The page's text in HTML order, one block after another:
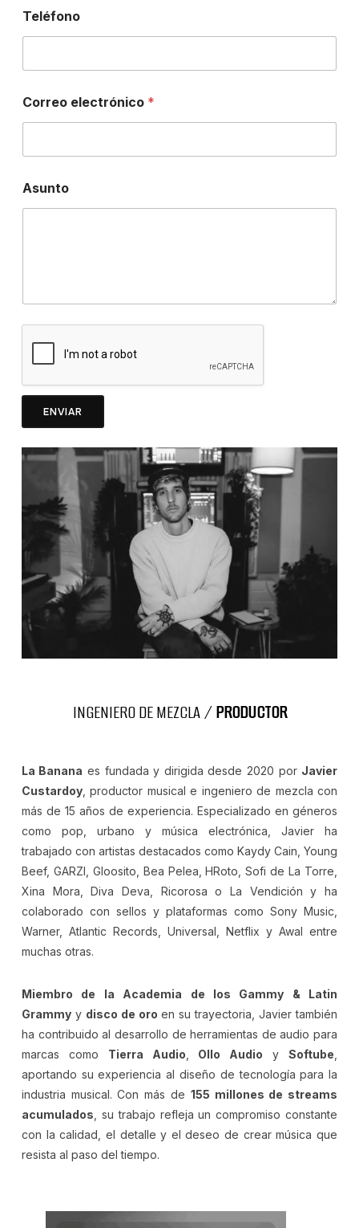
Teléfono
Correo electrónico *
Asunto
ENVIAR
INGENIERO DE MEZCLA /PRODUCTOR
La Banana es fundada y dirigida desde 2020 por Javier
Custardoy, productor musical e ingeniero de mezcla con
más de 15 años de experiencia. Especializado en géneros
como pop, urbano y música electrónica, Javier ha
trabajado con artistas destacados como Kaydy Cain, Young
Beef, GARZI, Gloosito, Bea Pelea, HRoto, Sofi de La Torre,
Xina Mora, Diva Deva, Ricorosa o La Vendición y ha
colaborado con sellos y plataformas como Sony Music,
Warner, Atlantic Records, Universal, Netflix y Awal entre
muchas otras.
Miembro de la Academia de los Gammy & Latin
Grammyy disco de oro en su trayectoria, Javier también
ha contribuido al desarrollo de herramientas de audio para
marcas como Tierra Audio Ollo Audio ySoftube
aportando su experiencia al diseño de tecnología para la
industria musical. Con más de 155 millones de streams
acumulados , su trabajo refleja un compromiso constante
con la calidad, el detalle y el deseo de crear música que
resista al paso del tiempo.